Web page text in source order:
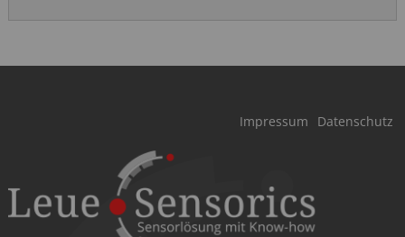
Navigation
überspringen
Impressum Datenschutz